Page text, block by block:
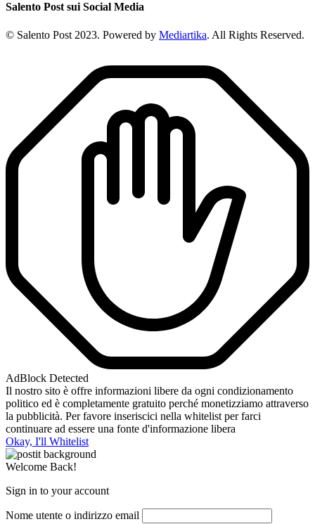
Salento Post sui Social Media
© Salento Post 2023. Powered by Mediartika. All Rights Reserved.
AdBlock Detected
Il nostro sito è offre informazioni libere da ogni condizionamento
politico ed è completamente gratuito perché monetizziamo attraverso
la pubblicità. Per favore inseriscici nella whitelist per farci
continuare ad essere una fonte d'informazione libera
Okay, I'll Whitelist
Welcome Back!
Sign in to your account
Nome utente o indirizzo email